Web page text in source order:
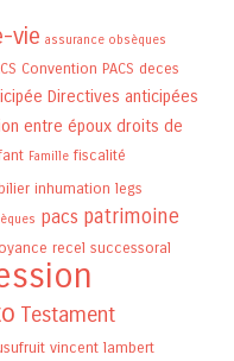
vie assurance obsèques
Convention PACS deces
Directives anticipées
entre époux droits de
Famille fiscalité
inhumation legs
pacs patrimoine
recel successoral
Testament
vincent lambert